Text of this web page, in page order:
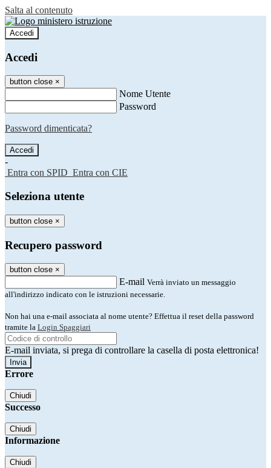
Salta al contenuto
Accedi
Accedi
button close ×
Nome Utente
Password
Password dimenticata?
-
Entra con SPID Entra con CIE
Seleziona utente
button close ×
Recupero password
button close ×
E-mail Verrà inviato un messaggio
all'indirizzo indicato con le istruzioni necessarie.
Non hai una e-mail associata al nome utente? Effettua il reset della password
tramite la Login Spaggiari
E-mail inviata, si prega di controllare la casella di posta elettronica!
Errore
Chiudi
Successo
Chiudi
Informazione
Chiudi